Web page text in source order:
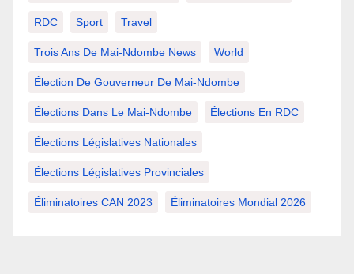
RDC Sport Travel
Trois Ans De Mai-Ndombe News World
Élection De Gouverneur De Mai-Ndombe
Élections Dans Le Mai-Ndombe Élections En RDC
Élections Législatives Nationales
Élections Législatives Provinciales
Éliminatoires CAN 2023 Éliminatoires Mondial 2026